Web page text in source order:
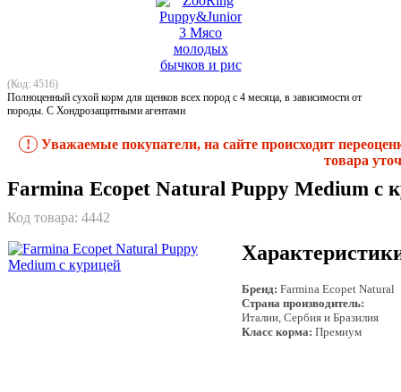
(Код: 4516)
Полноценный сухой корм для щенков всех пород с 4 месяца, в зависимости от
породы. С Хондрозащитными агентами
!
Уважаемые покупатели, на сайте происходит
товара
Farmina Ecopet Natural Puppy Medium с
Код товара: 4442
Бренд: Farmina Ecopet Natural
Страна производитель:
Италии, Сербия и Бразилия
Класс корма: Премиум